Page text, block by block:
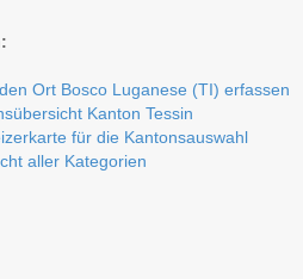
Ort Bosco Luganese (TI) erfassen
Kanton Tessin
für die Kantonsauswahl
aller Kategorien